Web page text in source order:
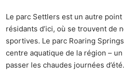
Le parc Settlers est un autre
résidants d’ici, où se trouvent de
sportives. Le parc Roaring
centre aquatique de la région –
passer les chaudes journées d’été.